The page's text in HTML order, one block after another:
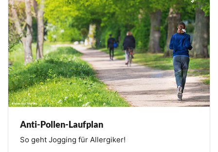
Anti-Pollen-Laufplan
So geht Jogging für Allergiker!